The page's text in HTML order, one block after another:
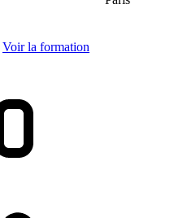
Voir la formation